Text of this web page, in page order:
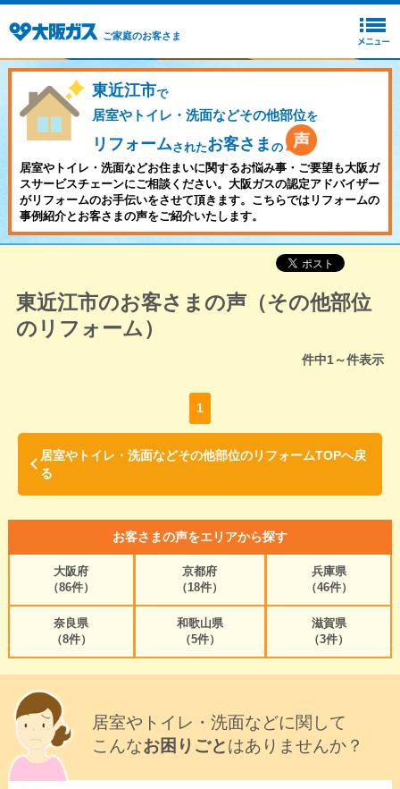
ご家庭のお客さま
東近江市で
居室やトイレ・洗面などその他部位を
リフォームされたお客さま の
居室やトイレ・洗面などお住まいに関するお悩み事・ご要望も大阪ガ
スサービスチェーンにご相談ください。大阪ガスの認定アドバイザー
がリフォームのお手伝いをさせて頂きます。こちらではリフォームの
事例紹介とお客さまの声をご紹介いたします。
東近江市のお客さまの声（その他部位
のリフォーム）
件中1～件表示
1
居室やトイレ・洗面などその他部位のリフォームTOPへ戻
る
お客さまの声をエリアから探す
大阪府
（86件）
京都府
（18件）
兵庫県
（46件）
奈良県
（8件）
和歌山県
（5件）
滋賀県
（3件）
居室やトイレ・洗面などに関して
こんなお困りごとはありませんか？